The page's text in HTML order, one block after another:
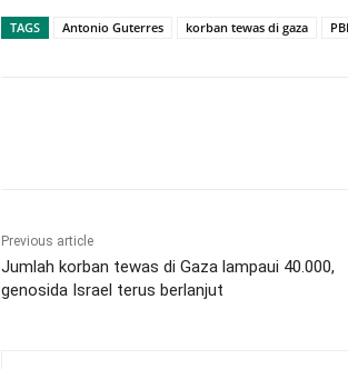
TAGS Antonio Guterres korban tewas di gaza
Previous article
Jumlah korban tewas di Gaza lampaui 40.000,
genosida Israel terus berlanjut